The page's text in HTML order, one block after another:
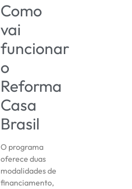
Como
vai
funcionar
o
Reforma
Casa
Brasil
O programa
oferece duas
modalidades de
financiamento,